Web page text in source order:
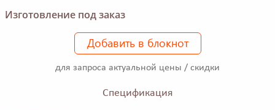
Изготовление под заказ
Добавить в блокнот
для запроса актуальной цены / скидки
Спецификация